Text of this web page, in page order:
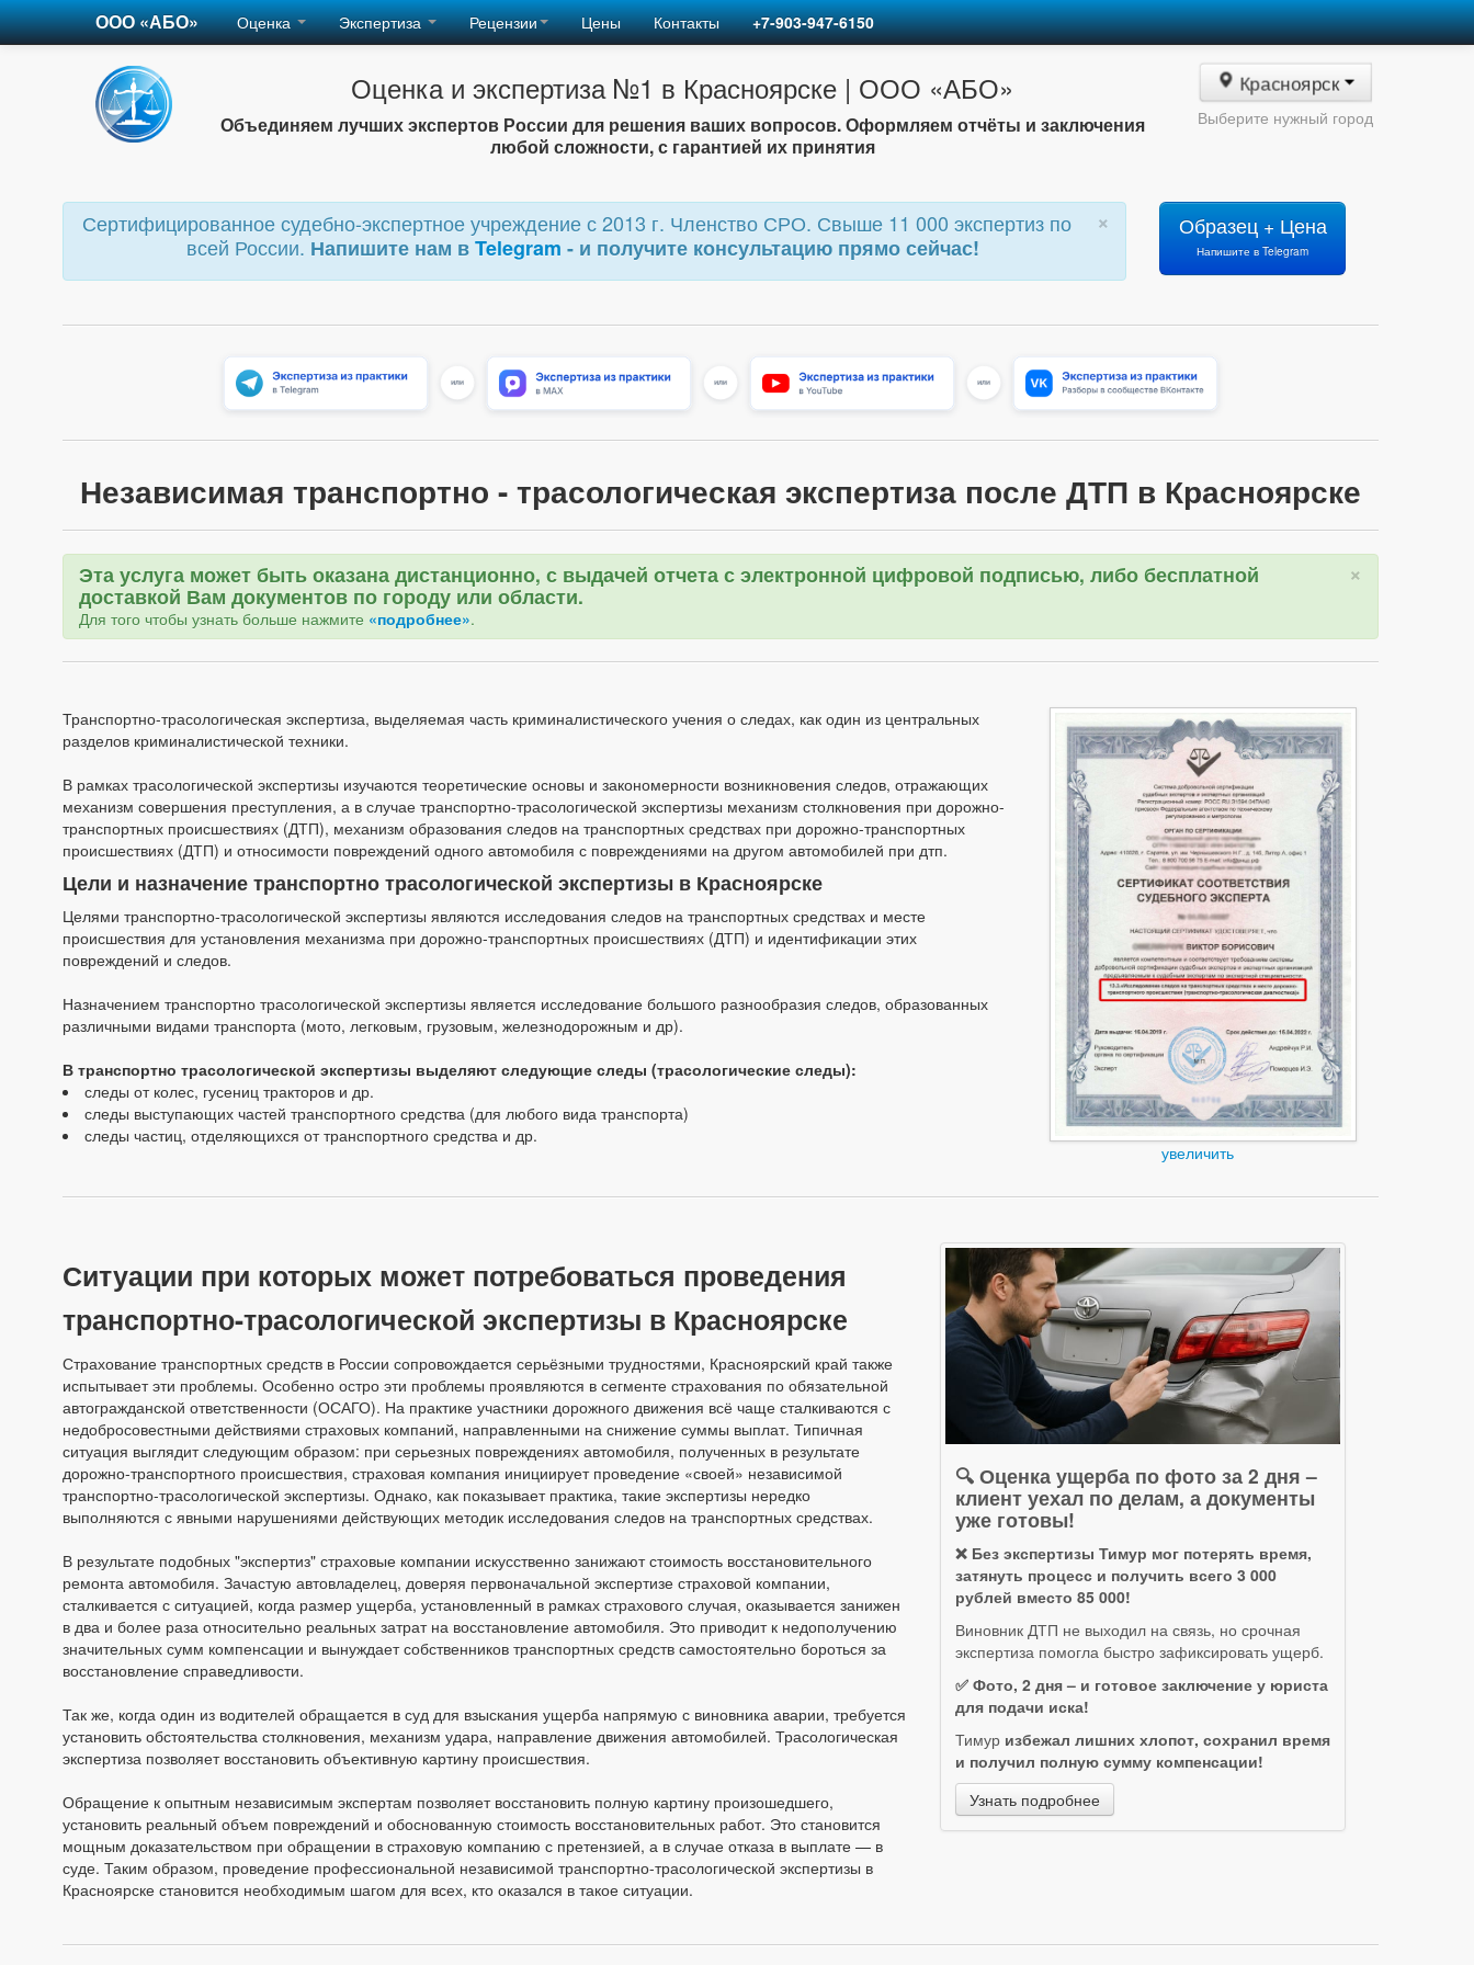
ООО «АБО» Оценка Экспертиза Рецензии Цены Контакты +7-903-947-6150
Оценка и экспертиза №1 в Красноярске | ООО «АБО»
Объединяем лучших экспертов России для решения ваших вопросов. Оформляем отчёты и заключения
любой сложности, с гарантией их принятия
Красноярск
Выберите нужный город
×
Сертифицированное судебно-экспертное учреждение с 2013 г. Членство СРО. Свыше 11 000 экспертиз по
всей России. Напишите нам вTelegram - и получите консультацию прямо сейчас!
Образец + Цена
Напишите в Telegram
Независимая транспортно - трасологическая экспертиза после ДТП в Красноярске
×
Эта услуга может быть оказана дистанционно, с выдачей отчета с электронной цифровой подписью, либо бесплатной
доставкой Вам документов по городу или области.
Для того чтобы узнать больше нажмите «подробнее».
Транспортно-трасологическая экспертиза, выделяемая часть криминалистического учения о следах, как один из центральных
разделов криминалистической техники.
В рамках трасологической экспертизы изучаются теоретические основы и закономерности возникновения следов, отражающих
механизм совершения преступления, а в случае транспортно-трасологической экспертизы механизм столкновения при дорожно-
транспортных происшествиях (ДТП), механизм образования следов на транспортных средствах при дорожно-транспортных
происшествиях (ДТП) и относимости повреждений одного автомобиля с повреждениями на другом автомобилей при дтп.
Цели и назначение транспортно трасологической экспертизы в Красноярске
Целями транспортно-трасологической экспертизы являются исследования следов на транспортных средствах и месте
происшествия для установления механизма при дорожно-транспортных происшествиях (ДТП) и идентификации этих
повреждений и следов.
Назначением транспортно трасологической экспертизы является исследование большого разнообразия следов, образованных
различными видами транспорта (мото, легковым, грузовым, железнодорожным и др).
В транспортно трасологической экспертизы выделяют следующие следы (трасологические следы):
следы от колес, гусениц тракторов и др.
следы выступающих частей транспортного средства (для любого вида транспорта)
следы частиц, отделяющихся от транспортного средства и др.
увеличить
Ситуации при которых может потребоваться проведения
транспортно-трасологической экспертизы в Красноярске
Страхование транспортных средств в России сопровождается серьёзными трудностями, Красноярский край также
испытывает эти проблемы. Особенно остро эти проблемы проявляются в сегменте страхования по обязательной
автогражданской ответственности (ОСАГО). На практике участники дорожного движения всё чаще сталкиваются с
недобросовестными действиями страховых компаний, направленными на снижение суммы выплат. Типичная
ситуация выглядит следующим образом: при серьезных повреждениях автомобиля, полученных в результате
дорожно-транспортного происшествия, страховая компания инициирует проведение «своей» независимой
транспортно-трасологической экспертизы. Однако, как показывает практика, такие экспертизы нередко
выполняются с явными нарушениями действующих методик исследования следов на транспортных средствах.
В результате подобных "экспертиз" страховые компании искусственно занижают стоимость восстановительного
ремонта автомобиля. Зачастую автовладелец, доверяя первоначальной экспертизе страховой компании,
сталкивается с ситуацией, когда размер ущерба, установленный в рамках страхового случая, оказывается занижен
в два и более раза относительно реальных затрат на восстановление автомобиля. Это приводит к недополучению
значительных сумм компенсации и вынуждает собственников транспортных средств самостоятельно бороться за
восстановление справедливости.
Так же, когда один из водителей обращается в суд для взыскания ущерба напрямую с виновника аварии, требуется
установить обстоятельства столкновения, механизм удара, направление движения автомобилей. Трасологическая
экспертиза позволяет восстановить объективную картину происшествия.
Обращение к опытным независимым экспертам позволяет восстановить полную картину произошедшего,
установить реальный объем повреждений и обоснованную стоимость восстановительных работ. Это становится
мощным доказательством при обращении в страховую компанию с претензией, а в случае отказа в выплате — в
суде. Таким образом, проведение профессиональной независимой транспортно-трасологической экспертизы в
Красноярске становится необходимым шагом для всех, кто оказался в такое ситуации.
🔍 Оценка ущерба по фото за 2 дня –
клиент уехал по делам, а документы
уже готовы!
❌ Без экспертизы Тимур мог потерять время,
затянуть процесс и получить всего 3 000
рублей вместо 85 000!
Виновник ДТП не выходил на связь, но срочная
экспертиза помогла быстро зафиксировать ущерб.
✅ Фото, 2 дня – и готовое заключение у юриста
для подачи иска!
Тимур избежал лишних хлопот, сохранил время
и получил полную сумму компенсации!
Узнать подробнее